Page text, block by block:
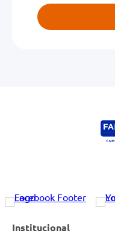
Institucional